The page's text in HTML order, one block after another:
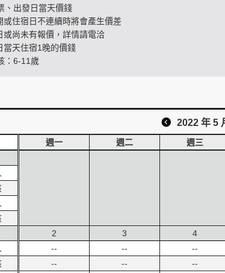
、出發日當天價錢
或住宿日不連續時將會產生價差
或尚未有報價，詳情請電洽
當天住宿1晚的價錢
：6-11歲
2022 年 5
週一 週二 週三
2
--
--
3
--
--
4
--
--